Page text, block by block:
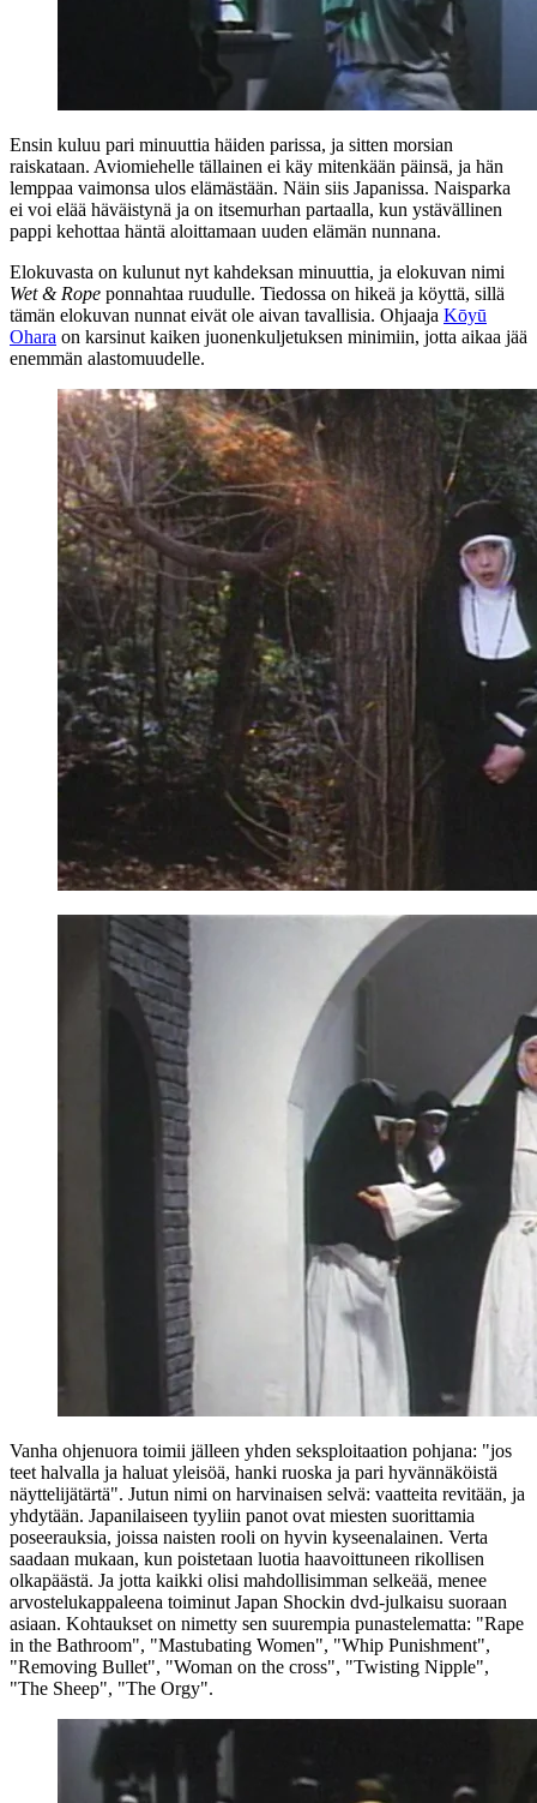
Ensin kuluu pari minuuttia häiden parissa, ja sitten morsian
raiskataan. Aviomiehelle tällainen ei käy mitenkään päinsä, ja hän
lemppaa vaimonsa ulos elämästään. Näin siis Japanissa. Naisparka
ei voi elää häväistynä ja on itsemurhan partaalla, kun ystävällinen
pappi kehottaa häntä aloittamaan uuden elämän nunnana.
Elokuvasta on kulunut nyt kahdeksan minuuttia, ja elokuvan nimi
Wet & Rope ponnahtaa ruudulle. Tiedossa on hikeä ja köyttä, sillä
tämän elokuvan nunnat eivät ole aivan tavallisia. Ohjaaja Kōyū
Ohara on karsinut kaiken juonenkuljetuksen minimiin, jotta aikaa jää
enemmän alastomuudelle.
Vanha ohjenuora toimii jälleen yhden seksploitaation pohjana: "jos
teet halvalla ja haluat yleisöä, hanki ruoska ja pari hyvännäköistä
näyttelijätärtä". Jutun nimi on harvinaisen selvä: vaatteita revitään, ja
yhdytään. Japanilaiseen tyyliin panot ovat miesten suorittamia
poseerauksia, joissa naisten rooli on hyvin kyseenalainen. Verta
saadaan mukaan, kun poistetaan luotia haavoittuneen rikollisen
olkapäästä. Ja jotta kaikki olisi mahdollisimman selkeää, menee
arvostelukappaleena toiminut Japan Shockin dvd‑julkaisu suoraan
asiaan. Kohtaukset on nimetty sen suurempia punastelematta: "Rape
in the Bathroom", "Mastubating Women", "Whip Punishment",
"Removing Bullet", "Woman on the cross", "Twisting Nipple",
"The Sheep", "The Orgy".